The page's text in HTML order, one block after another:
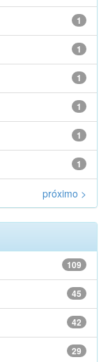
1
1
1
1
1
1
próximo >
109
45
42
29